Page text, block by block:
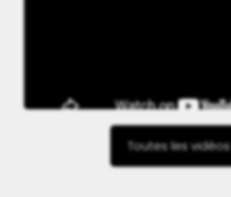
Toutes les vidéos